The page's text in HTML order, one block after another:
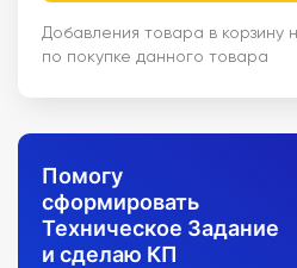
Добавления товара в корзину
по покупке данного товара
Помогу
сформировать
Техническое Задание
и сделаю КП